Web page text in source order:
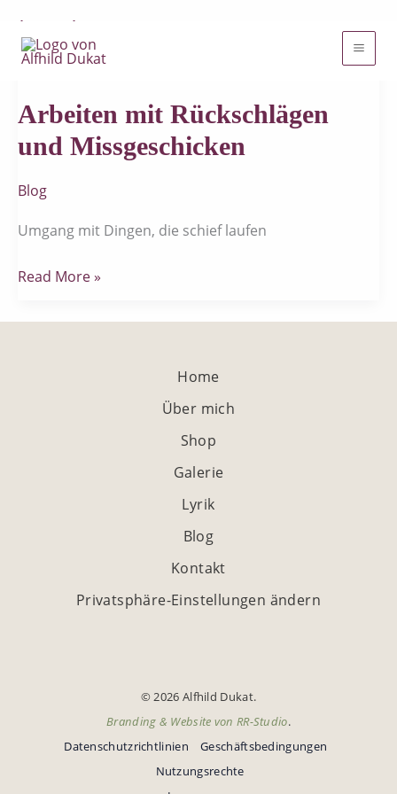
Zum
Inhaltleicht
Arbeiten mit Rückschlägen
und Missgeschicken
Blog
Umgang mit Dingen, die schief laufen
Arbeiten
Rückschlägen
Missgeschicken
Read More »
Home
Über mich
Shop
Galerie
Lyrik
Blog
Kontakt
Privatsphäre-Einstellungen ändern
© 2026 Alfhild Dukat.
Branding & Website von RR-Studio.
Datenschutzrichtlinien
Geschäftsbedingungen
Nutzungsrechte